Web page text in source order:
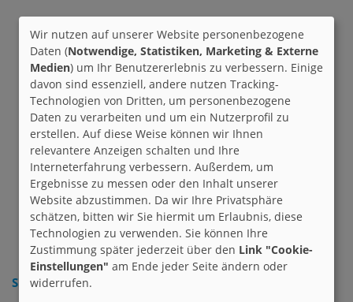
Suche nach Interesse:
Wir nutzen auf unserer Website personenbezogene
Daten (Notwendige, Statistiken, Marketing & Externe
Medien) um Ihr Benutzererlebnis zu verbessern. Einige
davon sind essenziell, andere nutzen Tracking-
Technologien von Dritten, um personenbezogene
Daten zu verarbeiten und um ein Nutzerprofil zu
erstellen. Auf diese Weise können wir Ihnen
relevantere Anzeigen schalten und Ihre
Interneterfahrung verbessern. Außerdem, um
Ergebnisse zu messen oder den Inhalt unserer
Website abzustimmen. Da wir Ihre Privatsphäre
schätzen, bitten wir Sie hiermit um Erlaubnis, diese
Technologien zu verwenden. Sie können Ihre
Zustimmung später jederzeit über den Link "Cookie-
Einstellungen" am Ende jeder Seite ändern oder
widerrufen.